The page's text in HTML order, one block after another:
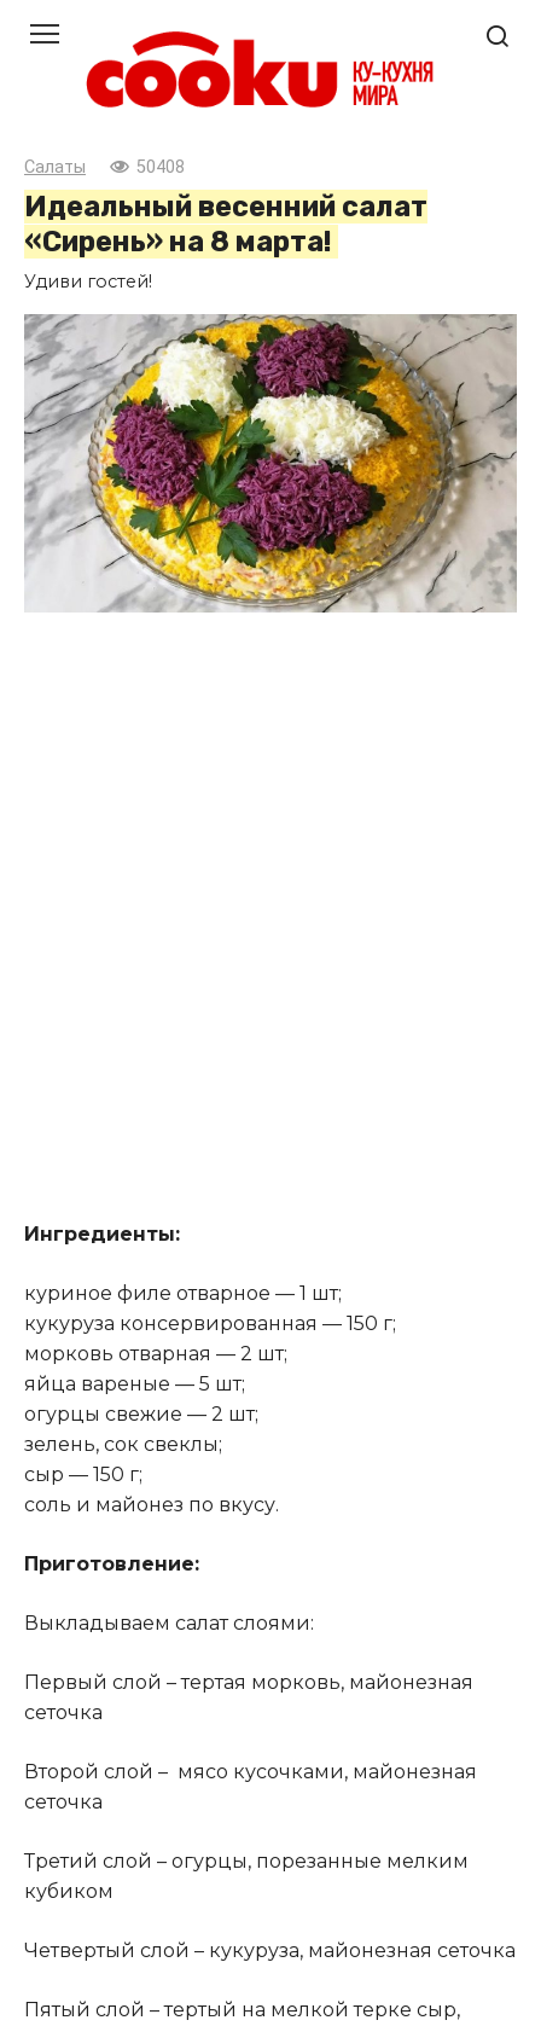
контенту
Салаты 50408
Идеальный весенний салат
«Сирень» на 8 марта!
Удиви гостей!
Ингредиенты:
куриное филе отварное — 1 шт;
кукуруза консервированная — 150 г;
морковь отварная — 2 шт;
яйца вареные — 5 шт;
огурцы свежие — 2 шт;
зелень, сок свеклы;
сыр — 150 г;
соль и майонез по вкусу.
Приготовление:
Выкладываем салат слоями:
Первый слой – тертая морковь, майонезная
сеточка
Второй слой – мясо кусочками, майонезная
сеточка
Третий слой – огурцы, порезанные мелким
кубиком
Четвертый слой – кукуруза, майонезная сеточка
Пятый слой – тертый на мелкой терке сыр,